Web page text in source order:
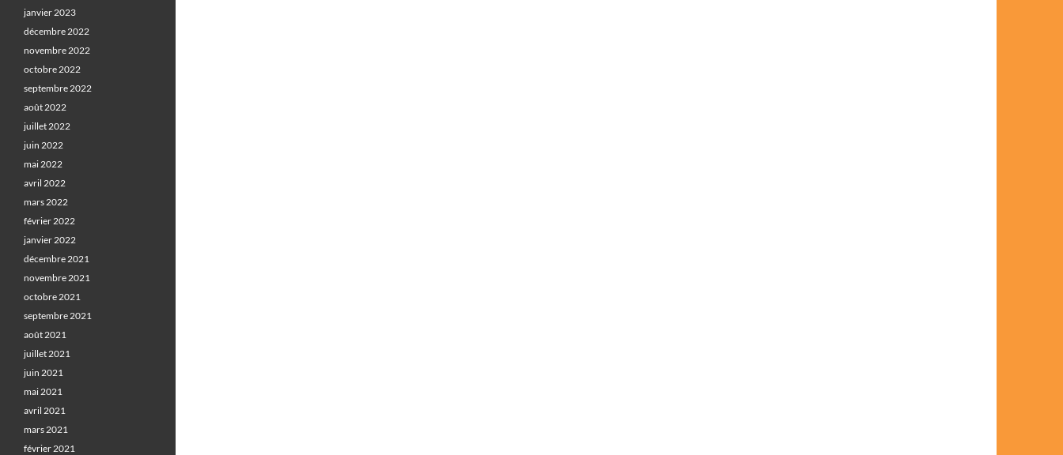
janvier 2023
décembre 2022
novembre 2022
octobre 2022
septembre 2022
août 2022
juillet 2022
juin 2022
mai 2022
avril 2022
mars 2022
février 2022
janvier 2022
décembre 2021
novembre 2021
octobre 2021
septembre 2021
août 2021
juillet 2021
juin 2021
mai 2021
avril 2021
mars 2021
février 2021